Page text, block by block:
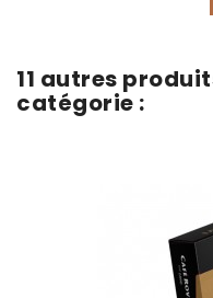
11 autres
catégorie :